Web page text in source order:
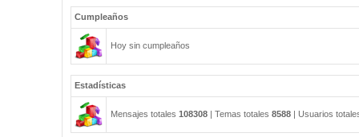
Cumpleaños
Hoy sin cumpleaños
Estadísticas
Mensajes totales 108308| Temas totales 8588| Usuarios